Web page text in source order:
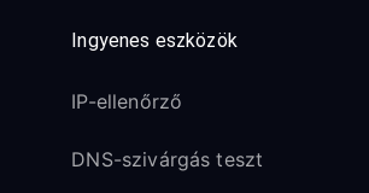
Ingyenes eszközök
IP-ellenőrző
DNS-szivárgás teszt